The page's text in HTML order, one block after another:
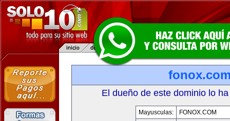
El dueño de este dominio lo
Mayusculas:
FONOX.COM